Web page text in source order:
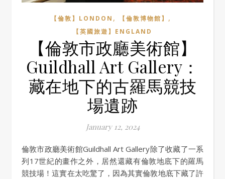
【倫敦】LONDON , 【倫敦博物館】 ,
【英國旅遊】ENGLAND
【倫敦市政廳美術館】
Guildhall Art Gallery：
藏在地下的古羅馬競技
場遺跡
January 12, 2024
倫敦市政廳美術館Guildhall Art Gallery除了收藏了一系
列17世紀的畫作之外，居然還藏有倫敦地底下的羅馬
競技場！這實在太吃驚了，因為其實倫敦地底下藏了許